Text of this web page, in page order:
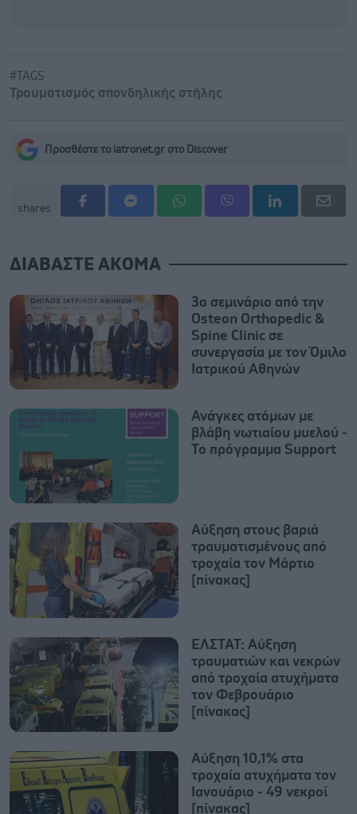
#TAGS
Τραυματισμός σπονδηλικής στήλης
Προσθέστε το iatronet.gr στο Discover
shares
ΔΙΑΒΑΣΤΕ ΑΚΟΜΑ
3ο σεμινάριο από την
Osteon Orthopedic &
Spine Clinic σε
συνεργασία με τον Όμιλο
Ιατρικού Αθηνών
Ανάγκες ατόμων με
βλάβη νωτιαίου μυελού -
Το πρόγραμμα Support
Αύξηση στους βαριά
τραυματισμένους από
τροχαία τον Μάρτιο
[πίνακας]
ΕΛΣΤΑΤ: Αύξηση
τραυματιών και νεκρών
από τροχαία ατυχήματα
τον Φεβρουάριο
[πίνακας]
Αύξηση 10,1% στα
τροχαία ατυχήματα τον
Ιανουάριο - 49 νεκροί
[πίνακας]